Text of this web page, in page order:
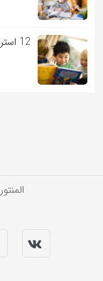
12 استراتژی برای ایجاد انگیزه در کودک برای یادگیری
المنتور